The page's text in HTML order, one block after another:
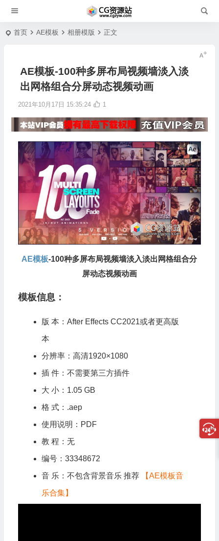
首页 AE模板 相册模版 正文
AE模板-100种多屏布局视频墙淡入淡
出网格组合分屏动态视频动画
2021年10月17日 15:35:24 1
AE模板-100种多屏布局视频墙淡入淡出网格组合分
屏动态视频动画
模板信息：
版 本：After Effects CC2021或者更高版
本
分辨率：高清1920×1080
插 件：不需要第三方插件
大 小：1.05 GB
格 式：.aep
使用说明：PDF
教 程：无
编号：33348672
音 乐：不包含背景音乐 推荐 【AE模板音
乐合集】